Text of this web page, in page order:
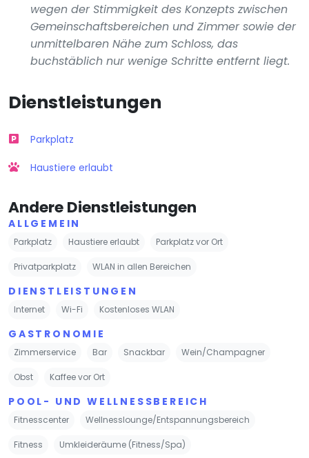
wegen der Stimmigkeit des Konzepts zwischen
Gemeinschaftsbereichen und Zimmer sowie der
unmittelbaren Nähe zum Schloss, das
buchstäblich nur wenige Schritte entfernt liegt.
Dienstleistungen
Parkplatz
Haustiere erlaubt
Andere Dienstleistungen
ALLGEMEIN
Parkplatz Haustiere erlaubt Parkplatz vor Ort
Privatparkplatz WLAN in allen Bereichen
DIENSTLEISTUNGEN
Internet Wi-Fi Kostenloses WLAN
GASTRONOMIE
Zimmerservice Bar Snackbar Wein/Champagner
Obst Kaffee vor Ort
POOL- UND WELLNESSBEREICH
Fitnesscenter Wellnesslounge/Entspannungsbereich
Fitness Umkleideräume (Fitness/Spa)